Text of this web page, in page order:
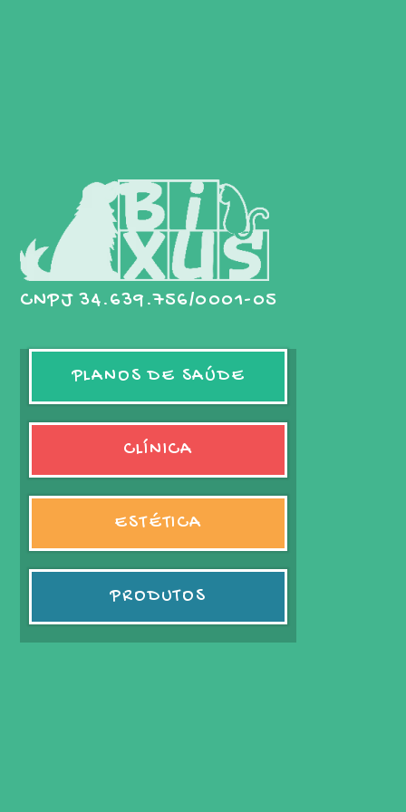
CNPJ 34.639.756/0001-05
PLANOS DE SAÚDE
CLÍNICA
ESTÉTICA
PRODUTOS